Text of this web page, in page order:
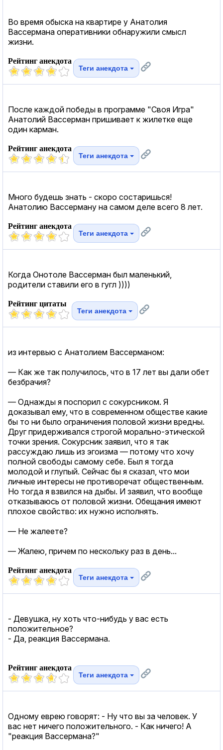
Во время обыска на квартире у Анатолия
Вассермана оперативники обнаружили смысл
жизни.
Рейтинг анекдота
Теги анекдота
После каждой победы в программе "Своя Игра"
Анатолий Вассерман пришивает к жилетке еще
один карман.
Рейтинг анекдота
Теги анекдота
Много будешь знать - скоро состаришься!
Анатолию Вассерману на самом деле всего 8 лет.
Рейтинг анекдота
Теги анекдота
Когда Онотоле Вассерман был маленький,
родители ставили его в гугл ))))
Рейтинг цитаты
Теги анекдота
из интервью с Анатолием Вассерманом:
— Как же так получилось, что в 17 лет вы дали обет
безбрачия?
— Однажды я поспорил с сокурсником. Я
доказывал ему, что в современном обществе какие
бы то ни было ограничения половой жизни вредны.
Друг придерживался строгой морально-этической
точки зрения. Сокурсник заявил, что я так
рассуждаю лишь из эгоизма — потому что хочу
полной свободы самому себе. Был я тогда
молодой и глупый. Сейчас бы я сказал, что мои
личные интересы не противоречат общественным.
Но тогда я взвился на дыбы. И заявил, что вообще
отказываюсь от половой жизни. Обещания имеют
плохое свойство: их нужно исполнять.
— Не жалеете?
— Жалею, причем по нескольку раз в день...
Рейтинг анекдота
Теги анекдота
- Девушка, ну хоть что-нибудь у вас есть
положительное?
- Да, реакция Вассермана.
Рейтинг анекдота
Теги анекдота
Одному еврею говорят: - Ну что вы за человек. У
вас нет ничего положительного. - Как ничего! А
"реакция Вассермана?"